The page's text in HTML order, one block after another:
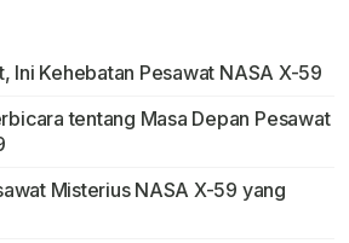
Ini Kehebatan Pesawat NASA X-59
tentang Masa Depan Pesawat
Misterius NASA X-59 yang